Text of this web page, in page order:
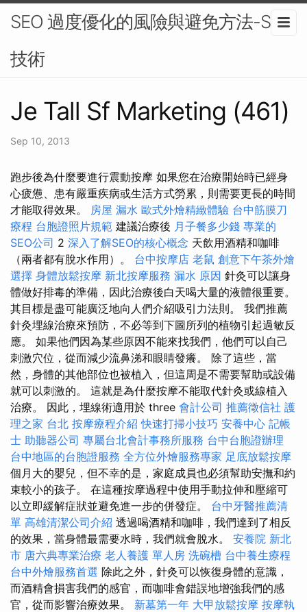
SEO 過度優化的風險與避免方法-SEO
技術
Je Tall Sf Marketing (461)
Sep 10, 2013
跑步後為什麼要進行震動按摩 如果您在治療開始時已經身
心疲憊、患有嚴重疾病或生活方式勞累，則需要更長的時間
才能取得效果。 房屋 漏水 歐式外燴精緻體驗 台中筋膜刀
療程 台胞證照片規範 建議治療後 月子餐多少錢 專業的
SEO公司 2 深入了解SEO的核心概念 天飲用酒精和咖啡
（兩者都有脫水作用）。 台中按摩店 老鼠 創意下午茶外燴
選擇 身體放鬆按摩 新北按摩服務 漏水 原因 針灸可以讓身
體做好排毒的準備，因此治療後白天喝大量的液體很重要。
其目標是盡可能廣泛地向人們介紹吸引力法則。 我們推薦
針灸埋線治療來預防，不必等到下圖所列的植物引起過敏反
應。 如果他們因為某些原因不能來找我們，他們可以自己
刺激穴位，從而減少流鼻涕和眼睛發癢。 除了這些，當
然，身體的其他部位也被植入，但這周是不需要幫助或設備
就可以刺激的。 這就是為什麼按摩不能取代針灸或線植入
治療。 因此，埋線術適用於 three 會計公司 推薦徵信社 護
理之家 台北 按摩療程介紹快速打掃小技巧 安養中心 記帳
士 助聽器公司 專屬台北會計事務所服務 台中台胞證辦理
台中地區的台胞證服務 全方位外燴服務專家 足底放鬆按摩
個月大的嬰兒，但不幸的是，家庭成員也必須幫助安撫和約
束較小的孩子。 在這種按摩過程中使用手動拉伸和壓縮可
以立即緩解症狀並避免進一步的併發症。 台中牙醫推薦清
單 高雄清潔公司介紹 透過喝酒精和咖啡，我們達到了相反
的效果，當身體最需要水時，我們就會脫水。 安養院 新北
市 唐六典專業治療 老人養護 單人房 洗碗槽 台中養生療程
台中外燴服務首選 除此之外，針灸可以恢復身體的意識，
而酒精會損害我們的感官，而咖啡會錯誤地增強我們的感
官，從而影響治療效果。 新墓第一年 大甲放鬆按摩 按摩執